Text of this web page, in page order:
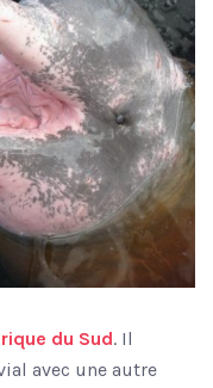
du Sud. Il
avec une autre